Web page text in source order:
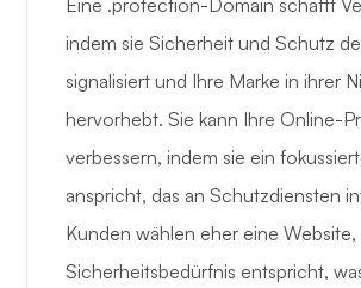
Eine .protection-Domain schafft
indem sie Sicherheit und Schutz
signalisiert und Ihre Marke in ihrer
hervorhebt. Sie kann Ihre Online-
verbessern, indem sie ein
anspricht, das an Schutzdiensten
Kunden wählen eher eine Website,
Sicherheitsbedürfnis entspricht,